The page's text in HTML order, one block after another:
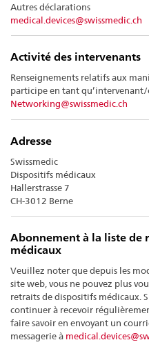
Autres déclarations
medical.devices@swissmedic.ch
Activité des intervenants
Renseignements relatifs aux
participe en tant qu’intervenant/
Networking@swissmedic.ch
Adresse
Swissmedic
Dispositifs médicaux
Hallerstrasse 7
CH-3012 Berne
Abonnement à la liste de
médicaux
Veuillez noter que depuis les
site web, vous ne pouvez plus
retraits de dispositifs médicaux.
continuer à recevoir
faire savoir en envoyant un
messagerie à